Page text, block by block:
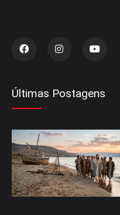
Últimas Postagens